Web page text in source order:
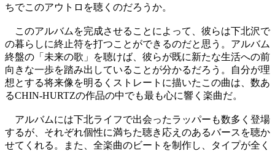
ちでこのアウトロを聴くのだろうか。
このアルバムを完成させることによって、彼らは下北沢で
の暮らしに終止符を打つことができるのだと思う。アルバム
終盤の「未来の歌」を聴けば、彼らが既に新たな生活への前
向きな一歩を踏み出していることが分かるだろう。自分が理
想とする将来像を明るくストレートに描いたこの曲は、数あ
るCHIN-HURTZの作品の中でも最も心に響く楽曲だ。
アルバムには下北ライフで出会ったラッパーも数多く登場
するが、それぞれ個性に満ちた聴き応えのあるバースを聴か
せてくれる。また、全楽曲のビートを制作し、タイプが全く